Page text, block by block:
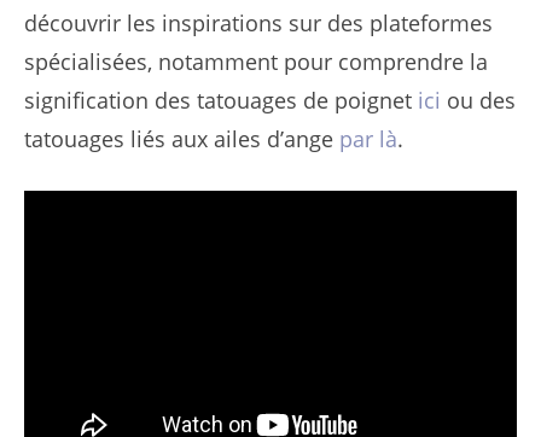
découvrir les inspirations sur des plateformes
spécialisées, notamment pour comprendre la
signification des tatouages de poignet ici ou des
tatouages liés aux ailes d’ange par là.